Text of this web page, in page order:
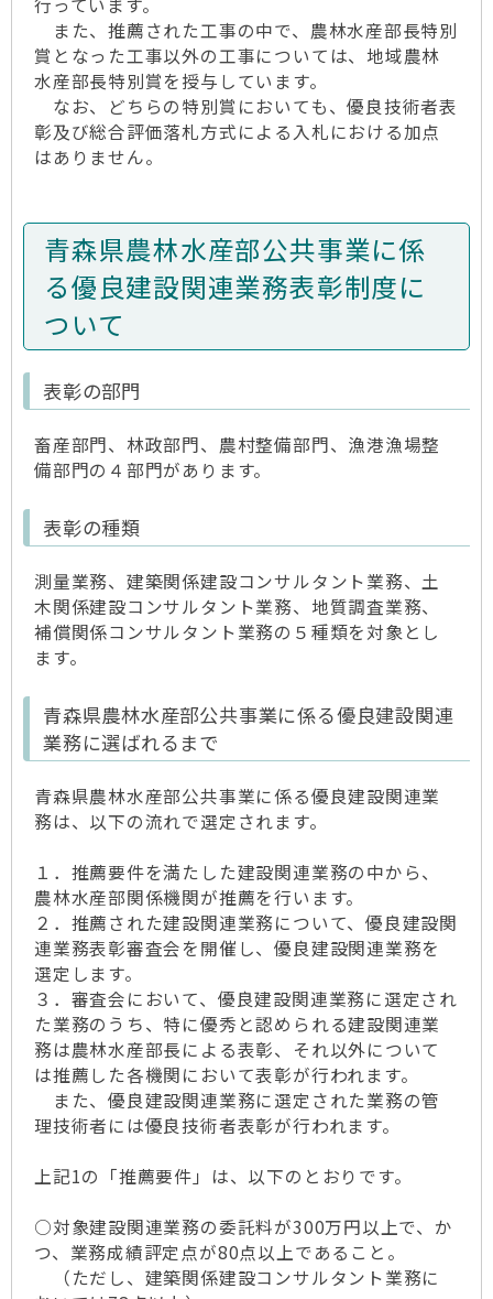
また、推薦された工事の中で、農林水産部長特別
賞となった工事以外の工事については、地域農林
水産部長特別賞を授与しています。
なお、どちらの特別賞においても、優良技術者表
彰及び総合評価落札方式による入札における加点
はありません。
青森県農林水産部公共事業に係
る優良建設関連業務表彰制度に
ついて
表彰の部門
畜産部門、林政部門、農村整備部門、漁港漁場整
備部門の４部門があります。
表彰の種類
測量業務、建築関係建設コンサルタント業務、土
木関係建設コンサルタント業務、地質調査業務、
補償関係コンサルタント業務の５種類を対象とし
ます。
青森県農林水産部公共事業に係る優良建設関連
業務に選ばれるまで
青森県農林水産部公共事業に係る優良建設関連業
務は、以下の流れで選定されます。
１．推薦要件を満たした建設関連業務の中から、
農林水産部関係機関が推薦を行います。
２．推薦された建設関連業務について、優良建設関
連業務表彰審査会を開催し、優良建設関連業務を
選定します。
３．審査会において、優良建設関連業務に選定され
た業務のうち、特に優秀と認められる建設関連業
務は農林水産部長による表彰、それ以外について
は推薦した各機関において表彰が行われます。
また、優良建設関連業務に選定された業務の管
理技術者には優良技術者表彰が行われます。
上記1の「推薦要件」は、以下のとおりです。
○対象建設関連業務の委託料が300万円以上で、か
つ、業務成績評定点が80点以上であること。
（ただし、建築関係建設コンサルタント業務に